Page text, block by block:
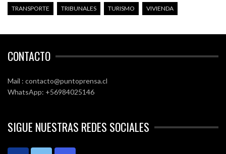
TRANSPORTE TRIBUNALES TURISMO VIVIENDA
CONTACTO
Mail : contacto@puntoprensa.cl
WhatsApp: +56984025146
SIGUE NUESTRAS REDES SOCIALES